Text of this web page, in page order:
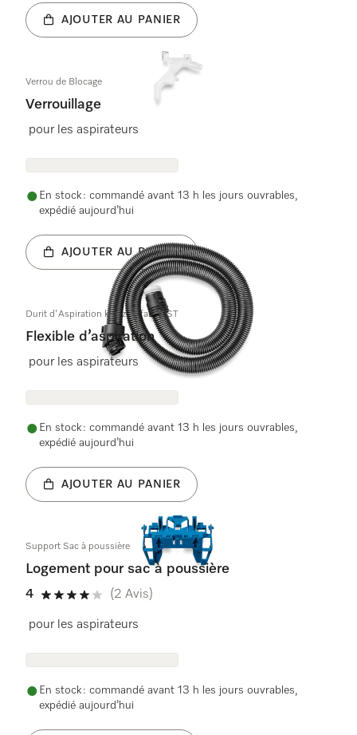
AJOUTER AU PANIER
Verrou de Blocage
Verrouillage
pour les aspirateurs
En stock : commandé avant 13 h les jours ouvrables,
expédié aujourd’hui
AJOUTER AU PANIER
Durit d'Aspiration kpl. zweifarbig ST
Flexible d’aspiration
pour les aspirateurs
En stock : commandé avant 13 h les jours ouvrables,
expédié aujourd’hui
AJOUTER AU PANIER
Support Sac à poussière
Logement pour sac à poussière
4
4 étoiles sur 5
(2 Avis)
pour les aspirateurs
En stock : commandé avant 13 h les jours ouvrables,
expédié aujourd’hui